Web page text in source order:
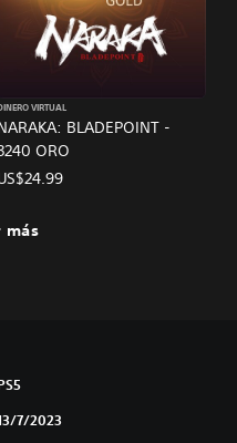
BLADEPOINT -
ORO
VIRTUAL
más
7/2023